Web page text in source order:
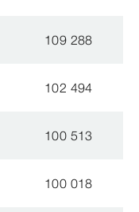
109 288
102 494
100 513
100 018